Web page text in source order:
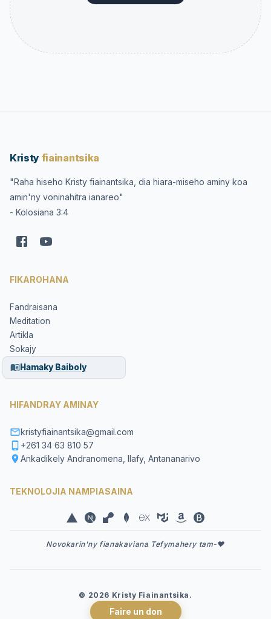
Kristy fiainantsika
"Raha hiseho Kristy fiainantsika, dia hiara-miseho aminy koa
amin'ny voninahitra ianareo"
- Kolosiana 3:4
FIKAROHANA
Fandraisana
Meditation
Artikla
Sokajy
Hamaky Baiboly
HIFANDRAY AMINAY
kristyfiainantsika@gmail.com
+261 34 63 810 57
Ankadikely Andranomena, Ilafy, Antananarivo
TEKNOLOJIA NAMPIASAINA
Novokarin'ny fianakaviana Tefymahery tam-❤️
© 2026 Kristy Fiainantsika.
Faire un don